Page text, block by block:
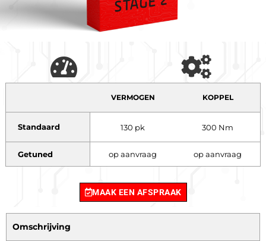
VERMOGEN KOPPEL
Standaard 130 pk 300 Nm
Getuned op aanvraag op aanvraag
MAAK EEN AFSPRAAK
Omschrijving